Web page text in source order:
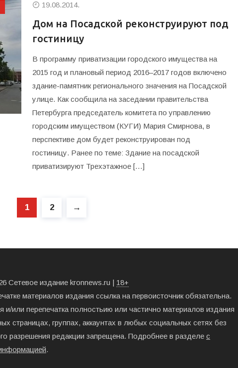
19.08.2014.
Дом на Посадской реконструируют под
гостиницу
В программу приватизации городского имущества на
2015 год и плановый период 2016–2017 годов включено
здание-памятник регионального значения на Посадской
улице. Как сообщила на заседании правительства
Петербурга председатель комитета по управлению
городским имуществом (КУГИ) Мария Смирнова, в
перспективе дом будет реконструирован под
гостиницу. Ранее по теме: Здание на посадской
приватизируют Трехэтажное […]
1 2 →
Сетевое издание kronnews.ru | 18+
материалов издания ссылка на первоисточник обязательна.
и/или перепечатка полностьию или частично материалов издания
страницах, группах, аккаунтах в любых социальных сетях без
разрешения редакции запрещена. Подробнее в разделе с
.